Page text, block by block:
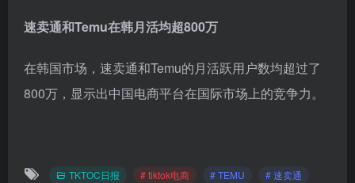
速卖通和Temu在韩月活均超800万
在韩国市场，速卖通和Temu的月活跃用户数均超过了
800万，显示出中国电商平台在国际市场上的竞争力。
TKTOC日报 # tiktok电商 # TEMU
# 速卖通